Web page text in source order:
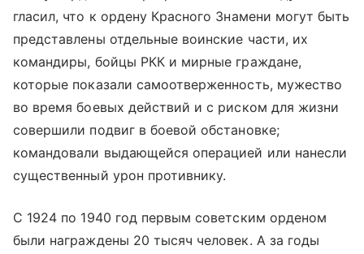
гласил, что к ордену Красного Знамени могут быть
представлены отдельные воинские части, их
командиры, бойцы РКК и мирные граждане,
которые показали самоотверженность, мужество
во время боевых действий и с риском для жизни
совершили подвиг в боевой обстановке;
командовали выдающейся операцией или нанесли
существенный урон противнику.
С 1924 по 1940 год первым советским орденом
были награждены 20 тысяч человек. А за годы